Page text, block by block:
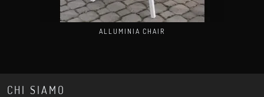
ALLUMINIA CHAIR
CHI SIAMO